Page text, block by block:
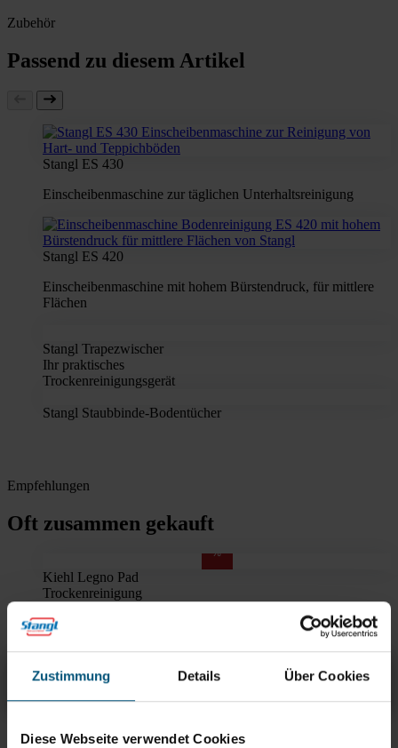
Zustimmung Details Über Cookies
Diese Webseite verwendet Cookies
Zubehör
Passend zu diesem Artikel
Stangl ES 430
Einscheibenmaschine zur täglichen Unterhaltsreinigung
Stangl ES 420
Einscheibenmaschine mit hohem Bürstendruck, für mittlere
Flächen
Stangl Trapezwischer
Ihr praktisches
Trockenreinigungsgerät
Stangl Staubbinde-Bodentücher
Empfehlungen
Oft zusammen gekauft
%
Kiehl Legno Pad
Trockenreinigung
Kiehl Woodmaster Pad Ø 406 mm
ÜbersichtProduktinfos & Downloads Empfehlungen